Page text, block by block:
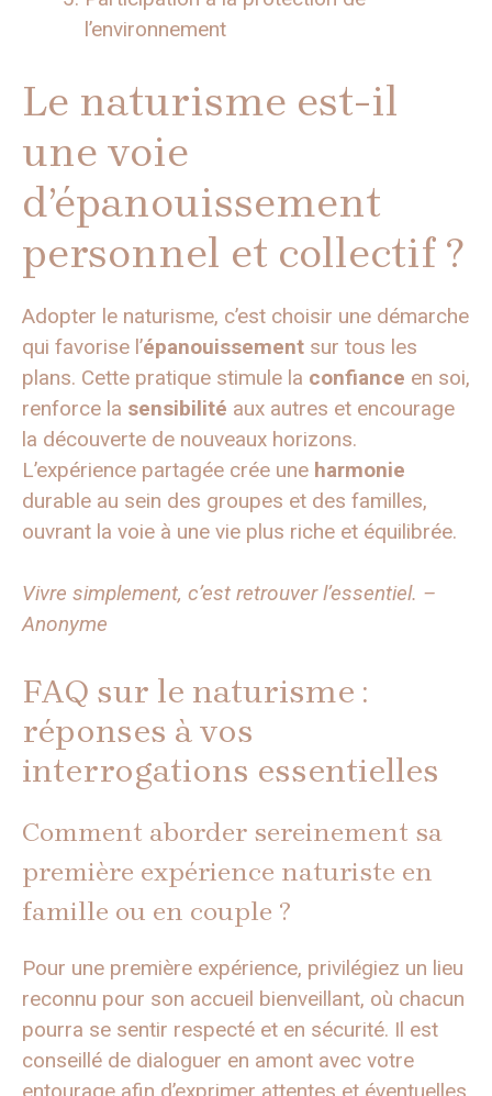
l’environnement
Le naturisme est-il
une voie
d’épanouissement
personnel et collectif ?
Adopter le naturisme, c’est choisir une démarche
qui favorise l’épanouissement sur tous les
plans. Cette pratique stimule la confiance en soi,
renforce la sensibilité aux autres et encourage
la découverte de nouveaux horizons.
L’expérience partagée crée une harmonie
durable au sein des groupes et des familles,
ouvrant la voie à une vie plus riche et équilibrée.
Vivre simplement, c’est retrouver l’essentiel. –
Anonyme
FAQ sur le naturisme :
réponses à vos
interrogations essentielles
Comment aborder sereinement sa
première expérience naturiste en
famille ou en couple ?
Pour une première expérience, privilégiez un lieu
reconnu pour son accueil bienveillant, où chacun
pourra se sentir respecté et en sécurité. Il est
conseillé de dialoguer en amont avec votre
entourage afin d’exprimer attentes et éventuelles